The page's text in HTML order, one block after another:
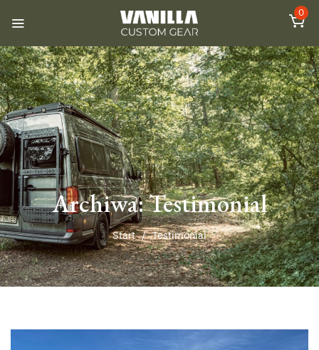
0
Archiwa:Testimonial
Start / Testimonial